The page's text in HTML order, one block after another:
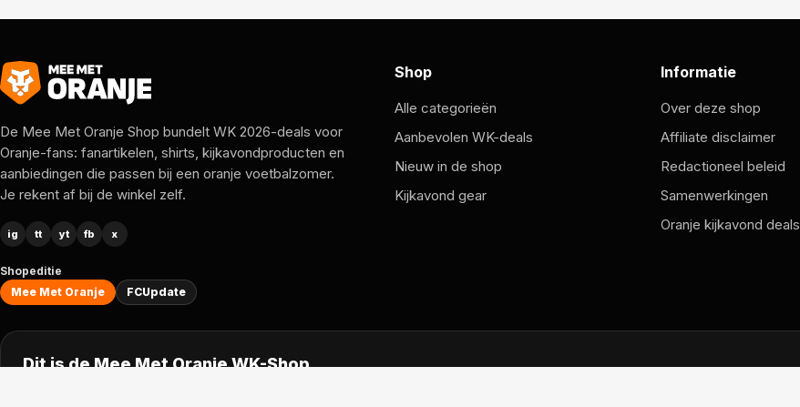
De Mee Met Oranje Shop bundelt WK 2026-deals voor
Oranje-fans: fanartikelen, shirts, kijkavondproducten en
aanbiedingen die passen bij een oranje voetbalzomer.
Je rekent af bij de winkel zelf.
ig tt yt fb x
Shopeditie
Mee Met Oranje
FCUpdate
Shop
Alle categorieën
Aanbevolen WK-deals
Nieuw in de shop
Kijkavond gear
Informatie
Over deze shop
Affiliate disclaimer
Redactioneel beleid
Samenwerkingen
Oranje kijkavond deals
Dit is de Mee Met Oranje WK-Shop.